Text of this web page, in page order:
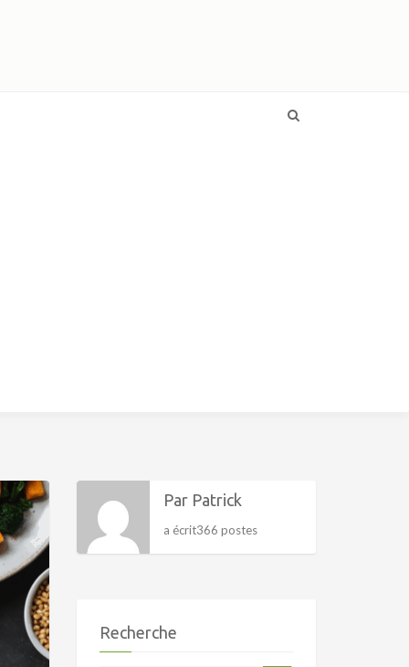
Par Patrick
a écrit366 postes
Recherche